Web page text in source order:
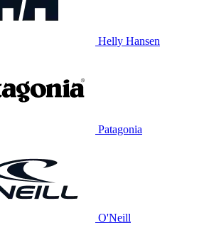
Helly Hansen
Patagonia
O'Neill